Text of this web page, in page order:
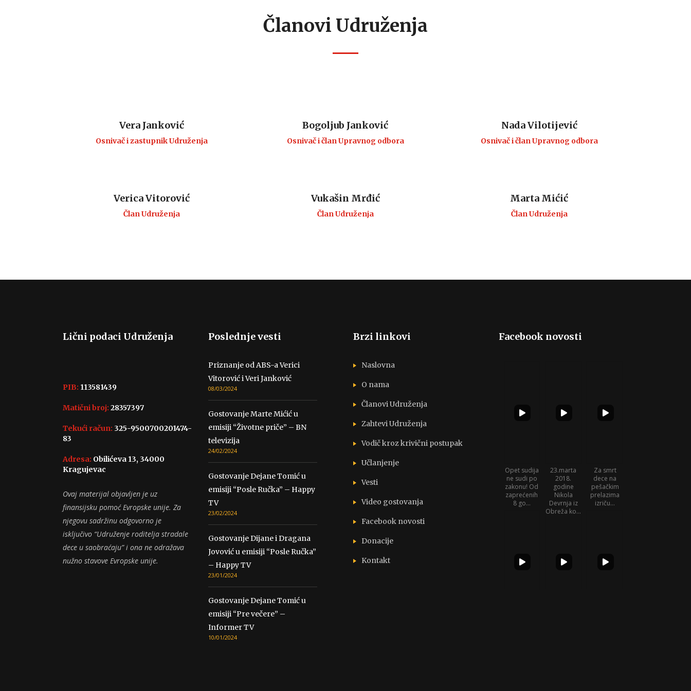
Članovi Udruženja
Vera Janković
Osnivač i zastupnik Udruženja
Bogoljub Janković
Osnivač i član Upravnog odbora
Nada Vilotijević
Osnivač i član Upravnog odbora
Verica Vitorović
Član Udruženja
Vukašin Mrđić
Član Udruženja
Marta Mićić
Član Udruženja
Lični podaci Udruženja
PIB: 113581439
Matični broj: 28357397
Tekući račun: 325-9500700201474-
83
Adresa: Obilićeva 13, 34000
Kragujevac
Ovaj materijal objavljen je uz
finansijsku pomoć Evropske unije. Za
njegovu sadržinu odgovorno je
isključivo “Udruženje roditelja stradale
dece u saobraćaju” i ona ne odražava
nužno stavove Evropske unije.
Poslednje vesti
Priznanje od ABS-a Verici
Vitorović i Veri Janković
08/03/2024
Gostovanje Marte Mićić u
emisiji “Životne priče” – BN
televizija
24/02/2024
Gostovanje Dejane Tomić u
emisiji “Posle Ručka” – Happy
TV
23/02/2024
Gostovanje Dijane i Dragana
Jovović u emisiji “Posle Ručka”
– Happy TV
23/01/2024
Gostovanje Dejane Tomić u
emisiji “Pre večere” –
Informer TV
10/01/2024
Brzi linkovi
Naslovna
O nama
Članovi Udruženja
Zahtevi Udruženja
Vodič kroz krivični postupak
Učlanjenje
Vesti
Video gostovanja
Facebook novosti
Donacije
Kontakt
Facebook novosti
Opet sudija
ne sudi po
zakonu! Od
zaprećenih
8 go...
23.marta
2018.
godine
Nikola
Devrnja iz
Obreža ko...
Za smrt
dece na
pešačkim
prelazima
izriču...